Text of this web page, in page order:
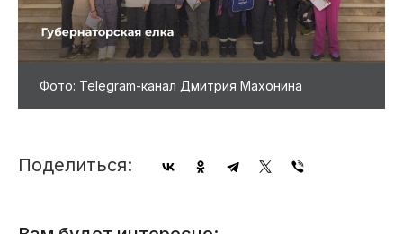
Фото: Telegram-канал Дмитрия Махонина
Поделиться: